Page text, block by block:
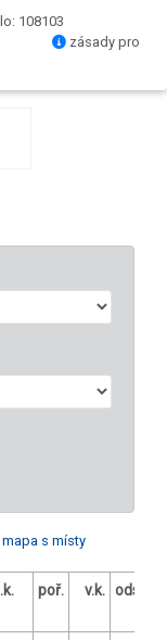
108103
zásady pro
mapa s místy
l.k. poř. v.k. odstup